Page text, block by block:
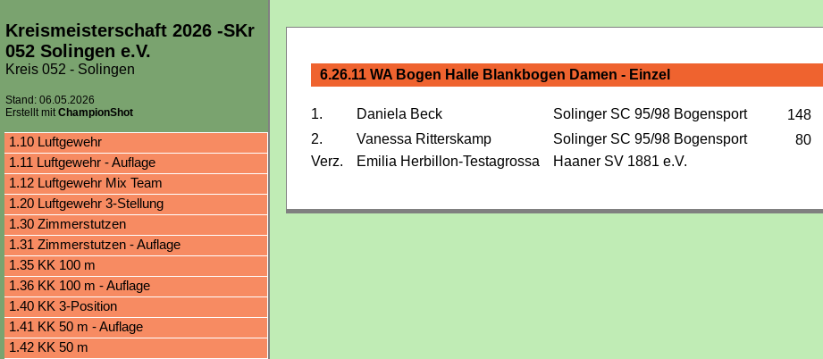
Kreismeisterschaft 2026 -SKr
052 Solingen e.V.
Kreis 052 - Solingen
Stand: 06.05.2026
Erstellt mitChampionShot
1.10 Luftgewehr
1.11 Luftgewehr - Auflage
1.12 Luftgewehr Mix Team
1.20 Luftgewehr 3-Stellung
1.30 Zimmerstutzen
1.31 Zimmerstutzen - Auflage
1.35 KK 100 m
1.36 KK 100 m - Auflage
1.40 KK 3-Position
1.41 KK 50 m - Auflage
1.42 KK 50 m
6.26.11 WA Bogen Halle Blankbogen Damen - Einzel
1. Daniela Beck Solinger SC 95/98 Bogensport 148
2.
Vanessa Ritterskamp Solinger SC 95/98 Bogensport 80
Verz.
Emilia Herbillon-Testagrossa Haaner SV 1881 e.V.